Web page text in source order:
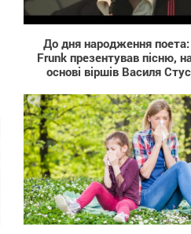
До дня народження поета:
Frunk презентував пісню,
основі віршів Василя